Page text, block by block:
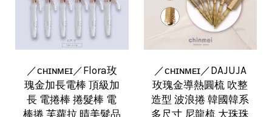
／ᴄʜɪɴᴍᴇɪ／Flora玫
瑰金加長電棒 頂級加
長 電捲棒 捲髮棒 電
棒捲 芙蘿拉 晴美髮品
／ᴄʜɪɴᴍᴇɪ／DAJUJA
玫瑰金導熱圓梳 吹整
造型 波浪捲 韓國韓系
多尺寸 尼龍梳 大珠珠